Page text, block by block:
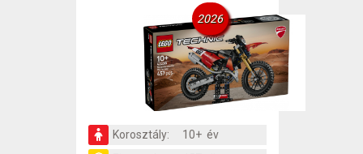
2026
Korosztály:
10+ év